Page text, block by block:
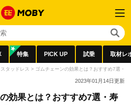
特集 PICK UP 試乗 取材レ
タッドレス > ゴムチェーンの効果とは？おすすめ7選・
2023年01月14日更新
効果とは？おすすめ7選・寿